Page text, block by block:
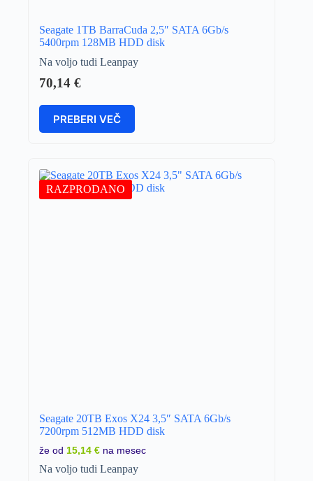
Seagate 1TB BarraCuda 2,5″ SATA 6Gb/s
5400rpm 128MB HDD disk
Na voljo tudi Leanpay
70,14 €
PREBERI VEČ
RAZPRODANO
Seagate 20TB Exos X24 3,5″ SATA 6Gb/s
7200rpm 512MB HDD disk
že od 15,14 € na mesec
Na voljo tudi Leanpay